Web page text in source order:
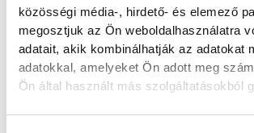
közösségi média-, hirdető- és elemező
megosztjuk az Ön weboldalhasználatra
adatait, akik kombinálhatják az adatokat
adatokkal, amelyeket Ön adott meg
Ön által használt más szolgáltatásokból
2025. MÁJUS 16. 17:15